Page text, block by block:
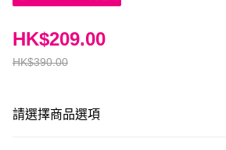
HK$390.00
HK$209.00
請選擇商品選項